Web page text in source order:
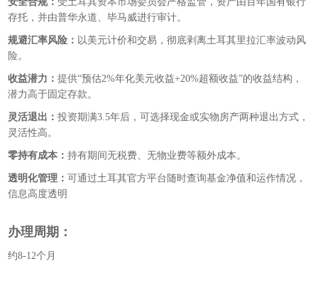
存托，并由普华永道、毕马威进行审计。
规避汇率风险： 以美元计价和交易，彻底剥离土耳其里拉汇率波动风
险。
收益潜力：提供“预估2%年化美元收益+20%超额收益”的收益结构，
潜力高于固定存款。
灵活退出：投资期满3.5年后，可选择现金或实物房产两种退出方式，
灵活性高。
零持有成本：持有期间无税费、无物业费等额外成本。
透明化管理：可通过土耳其官方平台随时查询基金净值和运作情况，
信息高度透明
办理周期：
约8-12个月